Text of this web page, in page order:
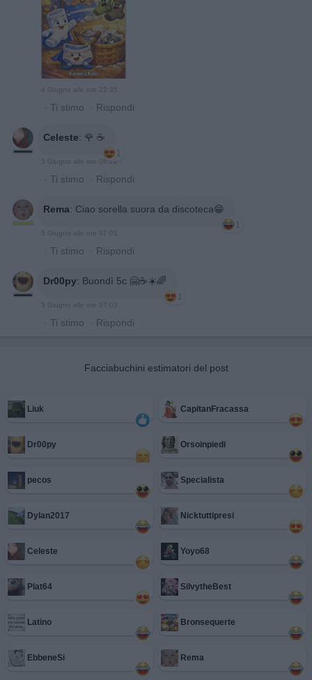
4 Giugno alle ore 22:35
· Ti stimo · Rispondi
Celeste: 🌹 ☕️
1
5 Giugno alle ore 06:22
· Ti stimo · Rispondi
Rema: Ciao sorella suora da discoteca😁
1
5 Giugno alle ore 07:01
· Ti stimo · Rispondi
Dr00py: Buondì 5c 🤗☕☀️🌈
1
5 Giugno alle ore 07:03
· Ti stimo · Rispondi
Facciabuchini estimatori del post
Liuk CapitanFracassa
Dr00py Orsoinpiedi
pecos Specialista
Dylan2017 Nicktuttipresi
Celeste Yoyo68
Plat64 SilvytheBest
Latino Bronsequerte
EbbeneSi Rema